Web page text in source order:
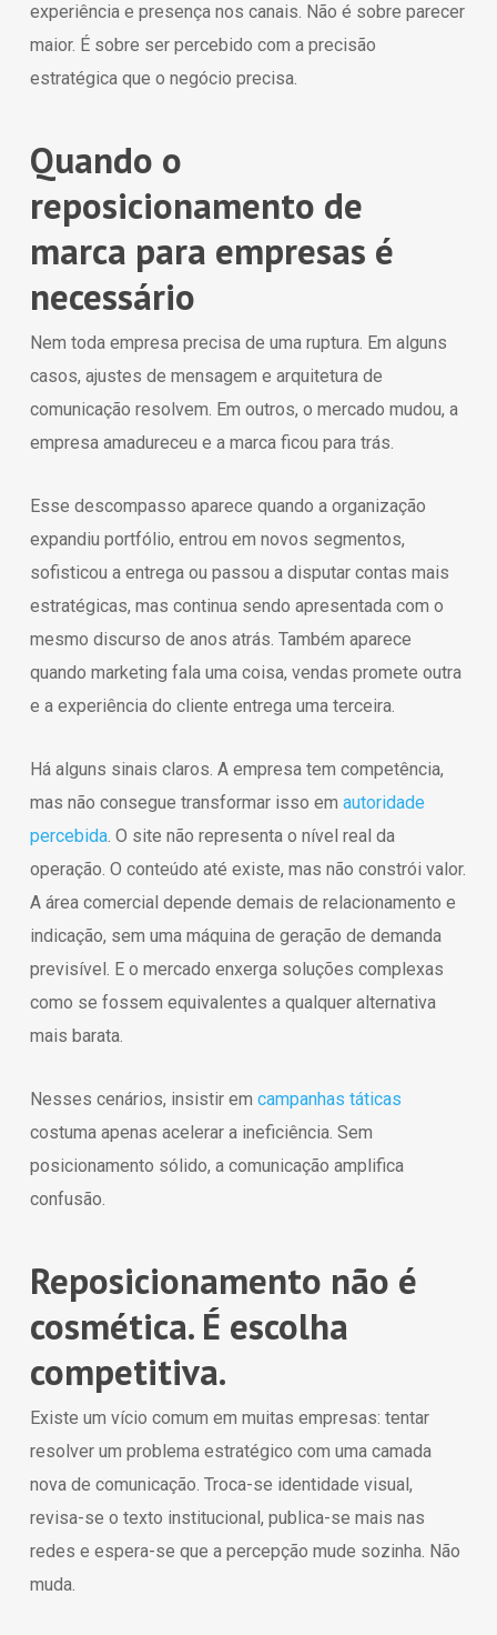
experiência e presença nos canais. Não é sobre parecer
maior. É sobre ser percebido com a precisão
estratégica que o negócio precisa.
Quando o
reposicionamento de
marca para empresas é
necessário
Nem toda empresa precisa de uma ruptura. Em alguns
casos, ajustes de mensagem e arquitetura de
comunicação resolvem. Em outros, o mercado mudou, a
empresa amadureceu e a marca ficou para trás.
Esse descompasso aparece quando a organização
expandiu portfólio, entrou em novos segmentos,
sofisticou a entrega ou passou a disputar contas mais
estratégicas, mas continua sendo apresentada com o
mesmo discurso de anos atrás. Também aparece
quando marketing fala uma coisa, vendas promete outra
e a experiência do cliente entrega uma terceira.
Há alguns sinais claros. A empresa tem competência,
mas não consegue transformar isso em autoridade
percebida. O site não representa o nível real da
operação. O conteúdo até existe, mas não constrói valor.
A área comercial depende demais de relacionamento e
indicação, sem uma máquina de geração de demanda
previsível. E o mercado enxerga soluções complexas
como se fossem equivalentes a qualquer alternativa
mais barata.
Nesses cenários, insistir em campanhas táticas
costuma apenas acelerar a ineficiência. Sem
posicionamento sólido, a comunicação amplifica
confusão.
Reposicionamento não é
cosmética. É escolha
competitiva.
Existe um vício comum em muitas empresas: tentar
resolver um problema estratégico com uma camada
nova de comunicação. Troca-se identidade visual,
revisa-se o texto institucional, publica-se mais nas
redes e espera-se que a percepção mude sozinha. Não
muda.